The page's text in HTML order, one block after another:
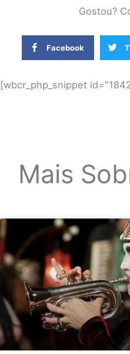
Gostou?
Facebook
[wbcr_php_snippet
Mais